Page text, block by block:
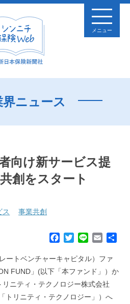
メニュー
ニュース
向け新サービス提
創をスタート
ス 事業共創
c
e
o
o
T
i
t
r
n
e
E
a
ートベンチャーキャピタル）ファ
FUND」(以下「本ファンド」）か
ニティ・テクノロジー株式会社
トリニティ・テクノロジー」）へ